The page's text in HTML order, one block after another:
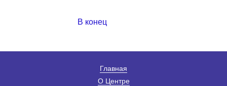
В конец
Главная
О Центре